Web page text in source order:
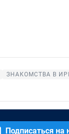
ЗНАКОМСТВА В
Подписаться на